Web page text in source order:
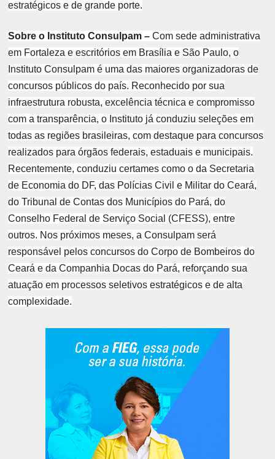
estratégicos e de grande porte.
Sobre o Instituto Consulpam –Com sede administrativa
em Fortaleza e escritórios em Brasília e São Paulo, o
Instituto Consulpam é uma das maiores organizadoras de
concursos públicos do país. Reconhecido por sua
infraestrutura robusta, excelência técnica e compromisso
com a transparência, o Instituto já conduziu seleções em
todas as regiões brasileiras, com destaque para concursos
realizados para órgãos federais, estaduais e municipais.
Recentemente, conduziu certames como o da Secretaria
de Economia do DF, das Polícias Civil e Militar do Ceará,
do Tribunal de Contas dos Municípios do Pará, do
Conselho Federal de Serviço Social (CFESS), entre
outros. Nos próximos meses, a Consulpam será
responsável pelos concursos do Corpo de Bombeiros do
Ceará e da Companhia Docas do Pará, reforçando sua
atuação em processos seletivos estratégicos e de alta
complexidade.